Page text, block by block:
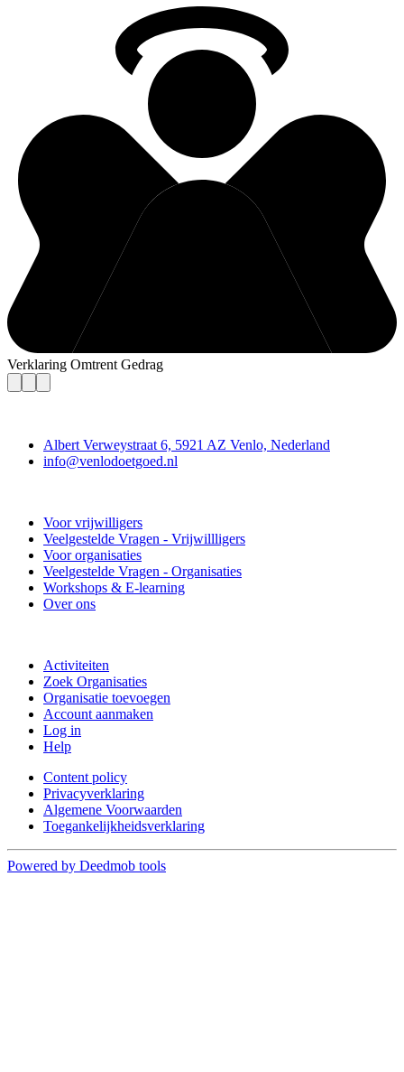
Verklaring Omtrent Gedrag
Albert Verweystraat 6, 5921 AZ Venlo, Nederland
info@venlodoetgoed.nl
Voor vrijwilligers
Veelgestelde Vragen - Vrijwillligers
Voor organisaties
Veelgestelde Vragen - Organisaties
Workshops & E-learning
Over ons
Activiteiten
Zoek Organisaties
Organisatie toevoegen
Account aanmaken
Log in
Help
Content policy
Privacyverklaring
Algemene Voorwaarden
Toegankelijkheidsverklaring
Powered by Deedmob tools